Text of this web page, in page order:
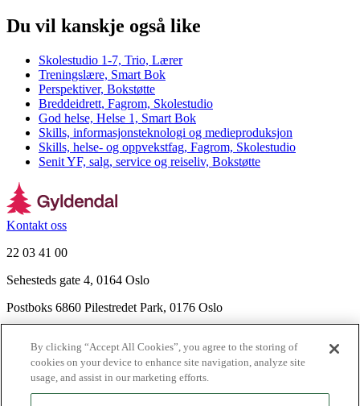
Du vil kanskje også like
Skolestudio 1-7, Trio, Lærer
Treningslære, Smart Bok
Perspektiver, Bokstøtte
Breddeidrett, Fagrom, Skolestudio
God helse, Helse 1, Smart Bok
Skills, informasjonsteknologi og medieproduksjon
Skills, helse- og oppvekstfag, Fagrom, Skolestudio
Senit YF, salg, service og reiseliv, Bokstøtte
Kontakt oss
22 03 41 00
Sehesteds gate 4, 0164 Oslo
Postboks 6860 Pilestredet Park, 0176 Oslo
Nyhetsbrev
Ledige stillinger
Send inn manus
By clicking “Accept All Cookies”, you agree to the storing of
cookies on your device to enhance site navigation, analyze site
usage, and assist in our marketing efforts.